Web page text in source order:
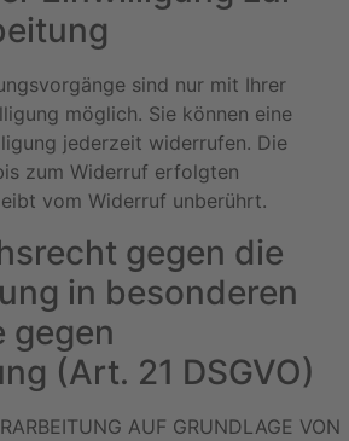
sind nur mit Ihrer
möglich. Sie können eine
jederzeit widerrufen. Die
zum Widerruf erfolgten
vom Widerruf unberührt.
gegen die
in besonderen
gegen
(Art. 21 DSGVO)
AUF GRUNDLAGE VON